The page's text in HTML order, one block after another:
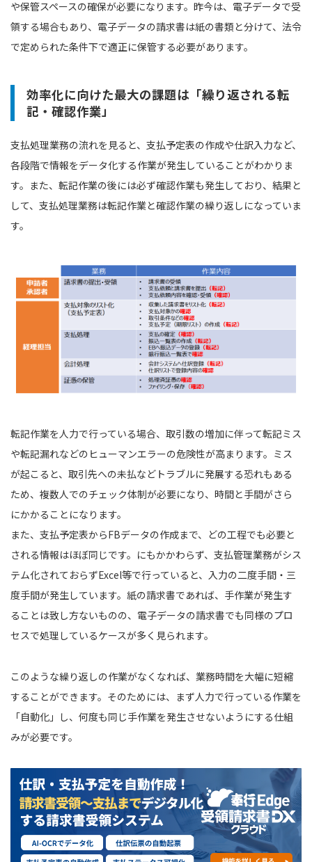
や保管スペースの確保が必要になります。昨今は、電子データで受
領する場合もあり、電子データの請求書は紙の書類と分けて、法令
で定められた条件下で適正に保管する必要があります。
効率化に向けた最大の課題は「繰り返される転
記・確認作業」
支払処理業務の流れを見ると、支払予定表の作成や仕訳入力など、
各段階で情報をデータ化する作業が発生していることがわかりま
す。また、転記作業の後には必ず確認作業も発生しており、結果と
して、支払処理業務は転記作業と確認作業の繰り返しになっていま
す。
転記作業を人力で行っている場合、取引数の増加に伴って転記ミス
や転記漏れなどのヒューマンエラーの危険性が高まります。ミス
が起こると、取引先への未払などトラブルに発展する恐れもある
ため、複数人でのチェック体制が必要になり、時間と手間がさら
にかかることになります。
また、支払予定表からFBデータの作成まで、どの工程でも必要と
される情報はほぼ同じです。にもかかわらず、支払管理業務がシス
テム化されておらずExcel等で行っていると、入力の二度手間・三
度手間が発生しています。紙の請求書であれば、手作業が発生す
ることは致し方ないものの、電子データの請求書でも同様のプロ
セスで処理しているケースが多く見られます。
このような繰り返しの作業がなくなれば、業務時間を大幅に短縮
することができます。そのためには、まず人力で行っている作業を
「自動化」し、何度も同じ手作業を発生させないようにする仕組
みが必要です。